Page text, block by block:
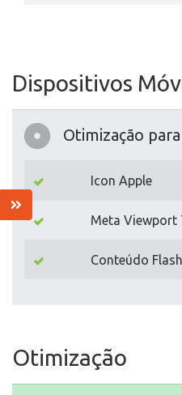
Dispositivos
Otimização
Icon Apple
Meta Viewport
Conteúdo Flash
Otimização